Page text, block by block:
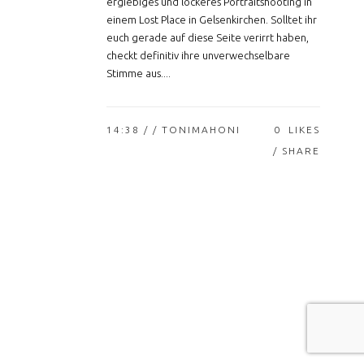
einem Lost Place in Gelsenkirchen. Solltet ihr
euch gerade auf diese Seite verirrt haben,
checkt definitiv ihre unverwechselbare
Stimme aus....
14:38 / / TONIMAHONI 0
LIKES
SHARE